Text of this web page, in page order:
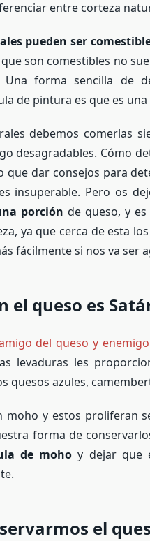
entre corteza
pueden ser
son comestibles no
Una forma sencilla de
de pintura es que es
debemos comerlas
desagradables. Cómo
que dar consejos para
insuperable. Pero os
porción de queso, y
ya que cerca de esta
fácilmente si nos va ser
el queso es
del queso y
levaduras les
quesos azules,
moho y estos proliferan
forma de
de moho y dejar que
el